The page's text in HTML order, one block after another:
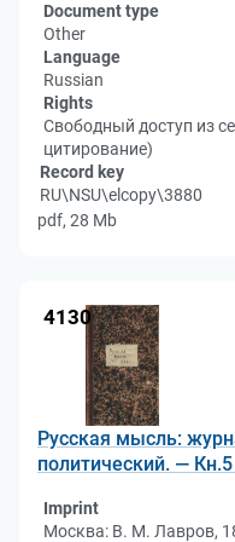
Document type
Other
Language
Russian
Rights
Свободный доступ из
цитирование)
Record key
RU\NSU\elcopy\3880
pdf, 28 Mb
4130
Русская мысль:
политический. —
Imprint
Москва: В. М. Лавров,